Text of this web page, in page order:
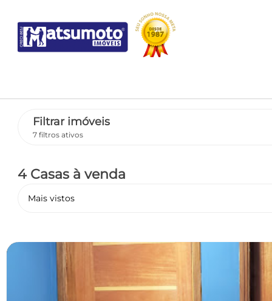
Filtrar imóveis
7 filtros ativos
4 Casas à venda
Mais vistos